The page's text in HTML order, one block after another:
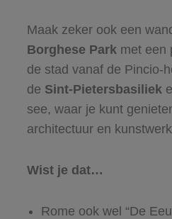
Maak zeker ook een
Borghese Park met een
de stad vanaf de Pincio-
de Sint-Pietersbasiliek
see, waar je kunt
architectuur en
Wist je dat…
Rome ook wel “De